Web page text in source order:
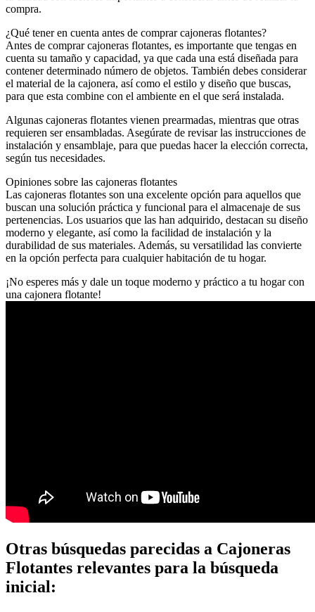
compra.
¿Qué tener en cuenta antes de comprar cajoneras flotantes?
Antes de comprar cajoneras flotantes, es importante que tengas en
cuenta su tamaño y capacidad, ya que cada una está diseñada para
contener determinado número de objetos. También debes considerar
el material de la cajonera, así como el estilo y diseño que buscas,
para que esta combine con el ambiente en el que será instalada.
Algunas cajoneras flotantes vienen prearmadas, mientras que otras
requieren ser ensambladas. Asegúrate de revisar las instrucciones de
instalación y ensamblaje, para que puedas hacer la elección correcta,
según tus necesidades.
Opiniones sobre las cajoneras flotantes
Las cajoneras flotantes son una excelente opción para aquellos que
buscan una solución práctica y funcional para el almacenaje de sus
pertenencias. Los usuarios que las han adquirido, destacan su diseño
moderno y elegante, así como la facilidad de instalación y la
durabilidad de sus materiales. Además, su versatilidad las convierte
en la opción perfecta para cualquier habitación de tu hogar.
¡No esperes más y dale un toque moderno y práctico a tu hogar con
una cajonera flotante!
Otras búsquedas parecidas a Cajoneras
Flotantes relevantes para la búsqueda
inicial: